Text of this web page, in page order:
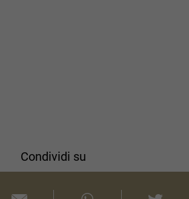
Condividi su